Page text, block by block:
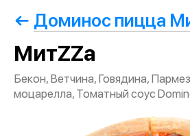
Доминос пицца
МитZZа
Бекон, Ветчина, Говядина,
моцарелла, Томатный соус